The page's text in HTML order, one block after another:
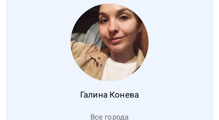
Галина Конева
Все города